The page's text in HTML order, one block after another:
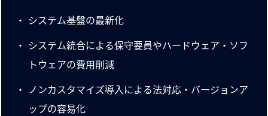
システム基盤の最新化
システム統合による保守要員やハードウェア・ソフ
トウェアの費用削減
ノンカスタマイズ導入による法対応・バージョンア
ップの容易化